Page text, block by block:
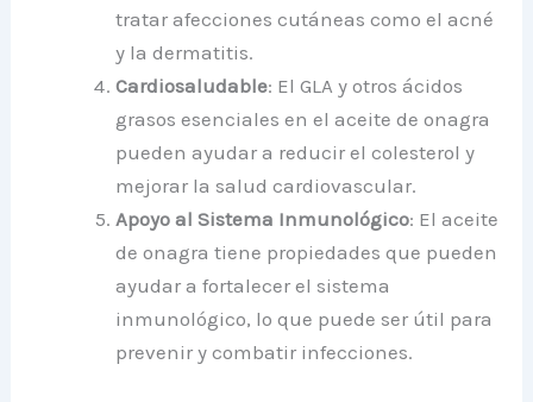
tratar afecciones cutáneas como el acné
y la dermatitis.
Cardiosaludable: El GLA y otros ácidos
grasos esenciales en el aceite de onagra
pueden ayudar a reducir el colesterol y
mejorar la salud cardiovascular.
Apoyo al Sistema Inmunológico: El aceite
de onagra tiene propiedades que pueden
ayudar a fortalecer el sistema
inmunológico, lo que puede ser útil para
prevenir y combatir infecciones.